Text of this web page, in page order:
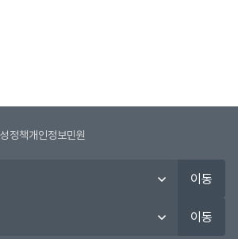
정책개인정보민원
이동
이동